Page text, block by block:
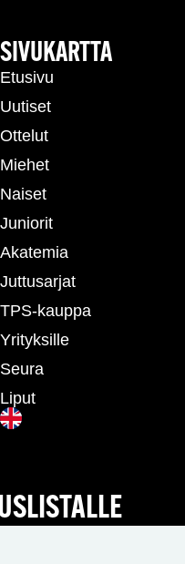
SIVUKARTTA
Etusivu
Uutiset
Ottelut
Miehet
Naiset
Juniorit
Akatemia
Juttusarjat
TPS-kauppa
Yrityksille
Seura
Liput